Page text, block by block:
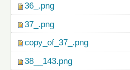
36_.png
37_.png
copy_of_37_.png
38__143.png